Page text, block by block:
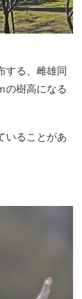
する、雌雄同
の樹高になる
いることがあ